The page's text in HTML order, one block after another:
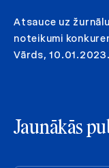
Atsauce uz
noteikumi
Vārds,
Jaunākās